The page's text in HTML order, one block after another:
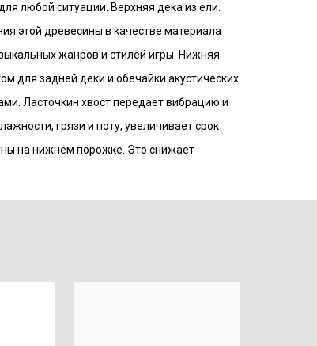
любой ситуации. Верхняя дека из ели.
этой древесины в качестве материала
жанров и стилей игры. Нижняя
для задней деки и обечайки акустических
Ласточкин хвост передает вибрацию и
грязи и поту, увеличивает срок
на нижнем порожке. Это снижает